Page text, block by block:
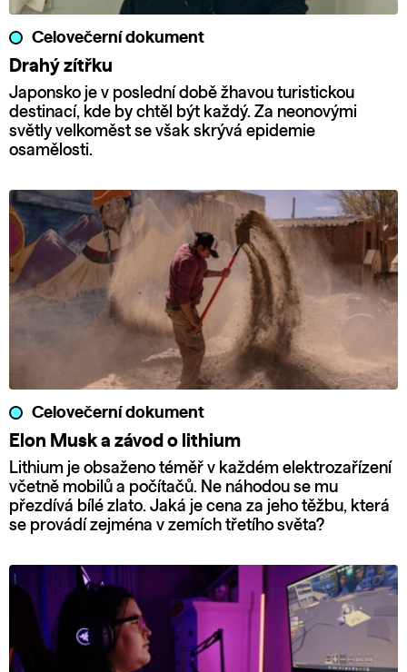
Celovečerní dokument
Drahý zítřku
Japonsko je v poslední době žhavou turistickou
destinací, kde by chtěl být každý. Za neonovými
světly velkoměst se však skrývá epidemie
osamělosti.
Celovečerní dokument
Elon Musk a závod o lithium
Lithium je obsaženo téměř v každém elektrozařízení
včetně mobilů a počítačů. Ne náhodou se mu
přezdívá bílé zlato. Jaká je cena za jeho těžbu, která
se provádí zejména v zemích třetího světa?